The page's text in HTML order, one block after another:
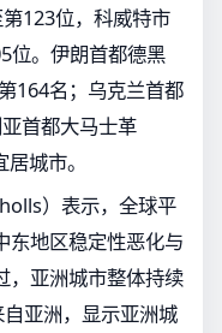
123位，科威特市
位。伊朗首都德黑
164名；乌克兰首都
首都大马士革
城市。
）表示，全球平
东地区稳定性恶化与
，亚洲城市整体持续
亚洲，显示亚洲城